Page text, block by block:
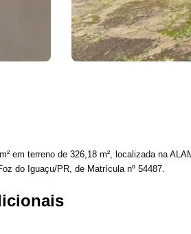
em terreno de 326,18 m², localizada na
do Iguaçu/PR, de Matrícula nº 54487.